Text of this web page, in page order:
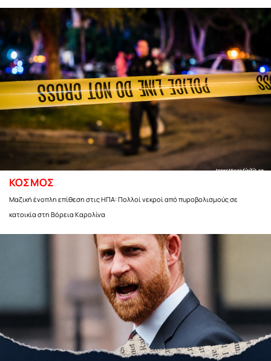
ΚΟΣΜΟΣ
Μαζική ένοπλη επίθεση στις ΗΠΑ: Πολλοί νεκροί από πυροβολισμούς σε
κατοικία στη Βόρεια Καρολίνα